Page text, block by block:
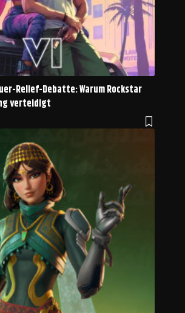
Relief-Debatte: Warum Rockstar
verteidigt